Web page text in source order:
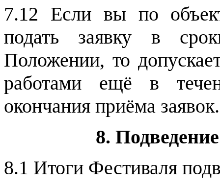
7.12 Если вы по
подать заявку в
Положении, то
работами ещё в
окончания приёма заявок.
8.
8.1 Итоги Фестиваля